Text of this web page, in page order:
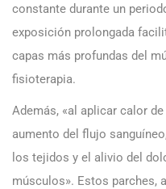
constante durante un
exposición prolongada
capas más profundas del
fisioterapia.
Además, «al aplicar calor
aumento del flujo
los tejidos y el alivio del
músculos». Estos parches,